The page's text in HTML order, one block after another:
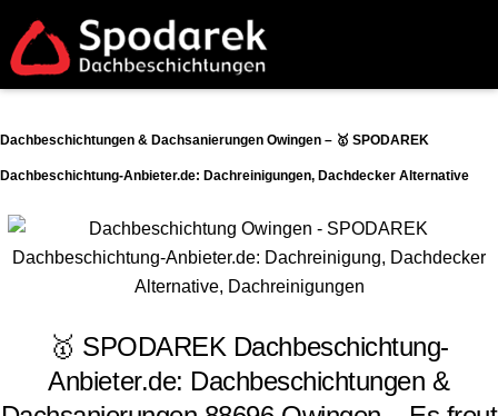
Dachbeschichtungen & Dachsanierungen Owingen – 🥇 SPODAREK
Dachbeschichtung-Anbieter.de: Dachreinigungen, Dachdecker Alternative
🥇 SPODAREK Dachbeschichtung-
Anbieter.de: Dachbeschichtungen &